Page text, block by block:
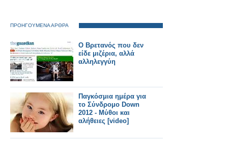
ΠΡΟΗΓΟΥΜΕΝΑ ΑΡΘΡΑ
Ο Βρετανός που δεν
είδε μιζέρια, αλλά
αλληλεγγύη
Παγκόσμια ημέρα για
το Σύνδρομο Down
2012 - Μύθοι και
αλήθειες [video]